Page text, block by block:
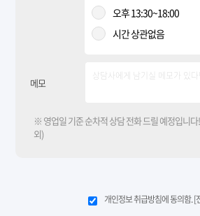
오후 13:30~18:00
시간 상관없음
메모
※ 영업일 기준 순차적 상담 전화 드릴 예정입니
외)
개인정보 취급방침에 동의함.[